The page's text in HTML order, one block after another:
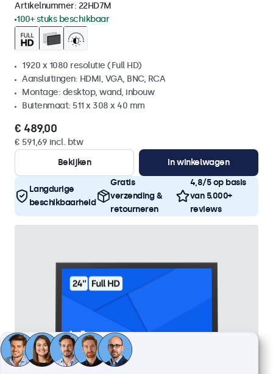
Artikelnummer: 22HD7M
100+ stuks beschikbaar
1920 x 1080 resolutie (Full HD)
Aansluitingen: HDMI, VGA, BNC, RCA
Montage: desktop, wand, inbouw
Buitenmaat: 511 x 308 x 40 mm
€ 489,00
€ 591,69 incl. btw
Bekijken
In winkelwagen
Langdurige
beschikbaarheid
Gratis
verzending &
retourneren
4,8/5 op basis
van 5.000+
reviews